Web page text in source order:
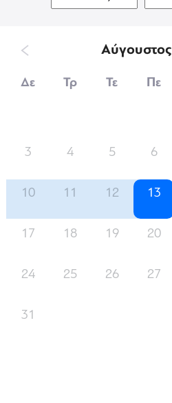
Αύγουστος
Δε Τρ Τε Πε
3 4 5 6
10 11 12 13
17 18 19 20
24 25 26 27
31